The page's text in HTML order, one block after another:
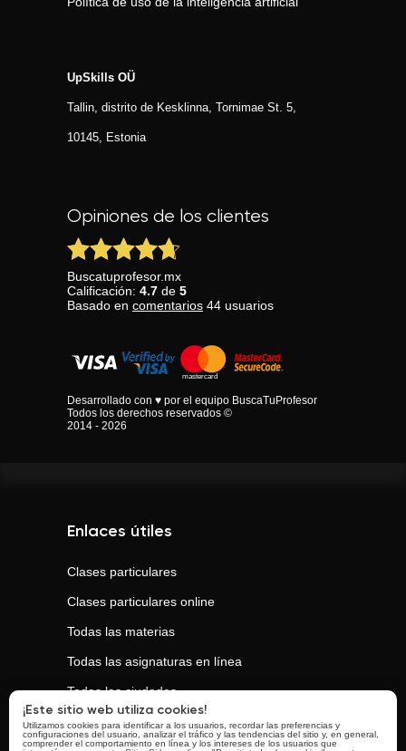
UpSkills OÜ
Tallin, distrito de Kesklinna, Tornimаe St. 5,
10145, Estonia
Opiniones de los clientes
Buscatuprofesor.mx
Calificación: 4.7 de 5
Basado en comentarios 44 usuarios
Desarrollado con ♥ por el equipo BuscaTuProfesor
Todos los derechos reservados ©
2014 - 2026
Enlaces útiles
Clases particulares
Clases particulares online
Todas las materias
Todas las asignaturas en línea
Todas las ciudades
Clases populares
¡Este sitio web utiliza cookies!
Utilizamos cookies para identificar a los usuarios, recordar las preferencias y
configuraciones del usuario, analizar el tráfico y las tendencias del sitio y, en general,
comprender el comportamiento en línea y los intereses de los usuarios que